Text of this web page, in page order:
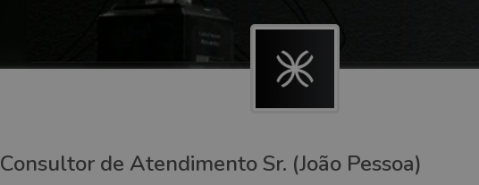
Consultor de Atendimento Sr. (João Pessoa)